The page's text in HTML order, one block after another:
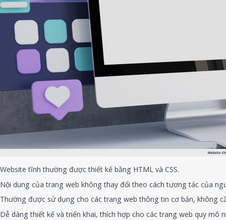
Website
Website tĩnh thường được thiết kế bằng HTML và CSS.
Nội dung của trang web không thay đổi theo cách tương tác của
Thường được sử dụng cho các trang web thông tin cơ bản, không
Dễ dàng thiết kế và triển khai, thích hợp cho các trang web quy mô